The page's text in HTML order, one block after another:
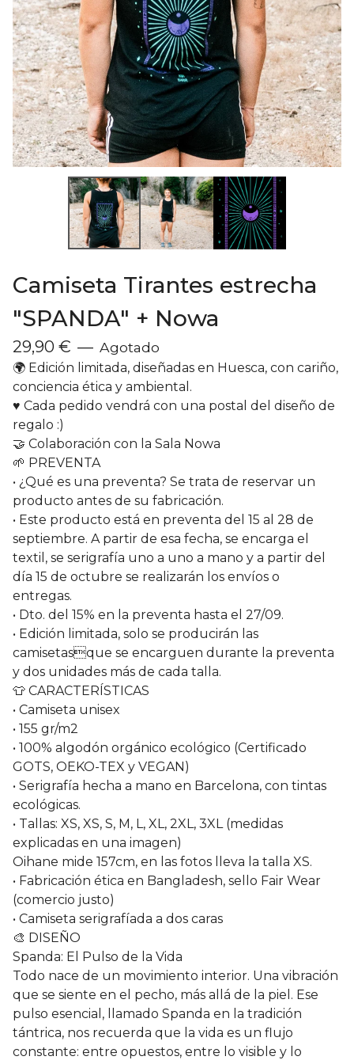
Camiseta Tirantes estrecha
"SPANDA" + Nowa
29,90 € — Agotado
🌍 Edición limitada, diseñadas en Huesca, con cariño,
conciencia ética y ambiental.
♥️ Cada pedido vendrá con una postal del diseño de
regalo :)
🤝 Colaboración con la Sala Nowa
🌱 PREVENTA
• ¿Qué es una preventa? Se trata de reservar un
producto antes de su fabricación.
• Este producto está en preventa del 15 al 28 de
septiembre. A partir de esa fecha, se encarga el
textil, se serigrafía uno a uno a mano y a partir del
día 15 de octubre se realizarán los envíos o
entregas.
• Dto. del 15% en la preventa hasta el 27/09.
• Edición limitada, solo se producirán las
camisetasque se encarguen durante la preventa
y dos unidades más de cada talla.
👕 CARACTERÍSTICAS
• Camiseta unisex
• 155 gr/m2
• 100% algodón orgánico ecológico (Certificado
GOTS, OEKO-TEX y VEGAN)
• Serigrafía hecha a mano en Barcelona, con tintas
ecológicas.
• Tallas: XS, XS, S, M, L, XL, 2XL, 3XL (medidas
explicadas en una imagen)
Oihane mide 157cm, en las fotos lleva la talla XS.
• Fabricación ética en Bangladesh, sello Fair Wear
(comercio justo)
• Camiseta serigrafíada a dos caras
🎨 DISEÑO
Spanda: El Pulso de la Vida
Todo nace de un movimiento interior. Una vibración
que se siente en el pecho, más allá de la piel. Ese
pulso esencial, llamado Spanda en la tradición
tántrica, nos recuerda que la vida es un flujo
constante: entre opuestos, entre lo visible y lo